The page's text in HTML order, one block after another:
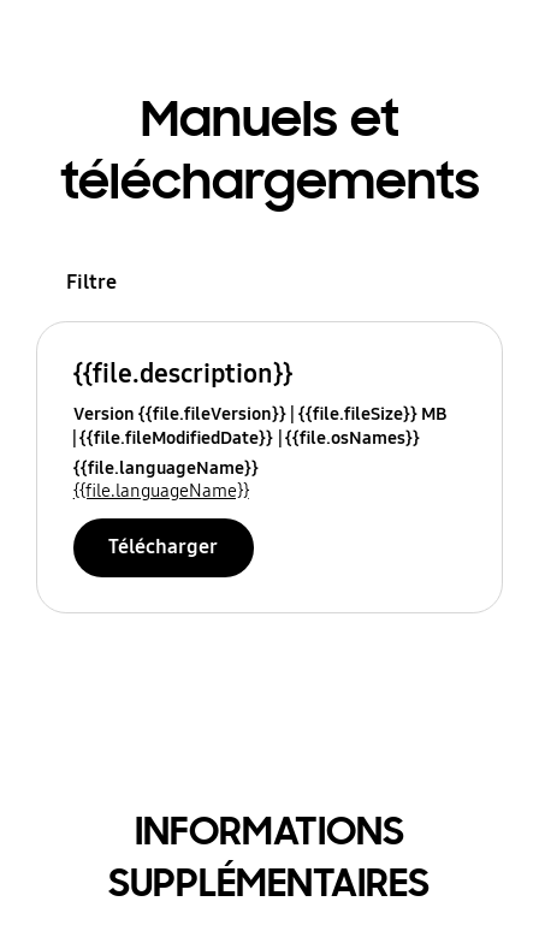
Manuels et
téléchargements
Filtre
{{file.description}}
Version {{file.fileVersion}} {{file.fileSize}} MB
{{file.fileModifiedDate}} {{file.osNames}}
{{file.languageName}}
{{file.languageName}}
Télécharger
INFORMATIONS
SUPPLÉMENTAIRES